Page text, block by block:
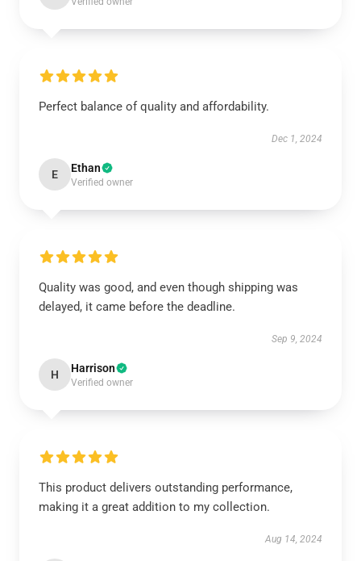
Perfect balance of quality and affordability.
Dec 1, 2024
E Ethan
Verified owner
Quality was good, and even though shipping was
delayed, it came before the deadline.
Sep 9, 2024
H Harrison
Verified owner
This product delivers outstanding performance,
making it a great addition to my collection.
Aug 14, 2024